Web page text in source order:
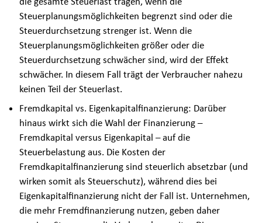
Steuerplanungsmöglichkeiten begrenzt sind oder die
Steuerdurchsetzung strenger ist. Wenn die
Steuerplanungsmöglichkeiten größer oder die
Steuerdurchsetzung schwächer sind, wird der Effekt
schwächer. In diesem Fall trägt der Verbraucher nahezu
keinen Teil der Steuerlast.
Fremdkapital vs. Eigenkapitalfinanzierung: Darüber
hinaus wirkt sich die Wahl der Finanzierung –
Fremdkapital versus Eigenkapital – auf die
Steuerbelastung aus. Die Kosten der
Fremdkapitalfinanzierung sind steuerlich absetzbar (und
wirken somit als Steuerschutz), während dies bei
Eigenkapitalfinanzierung nicht der Fall ist. Unternehmen,
die mehr Fremdfinanzierung nutzen, geben daher